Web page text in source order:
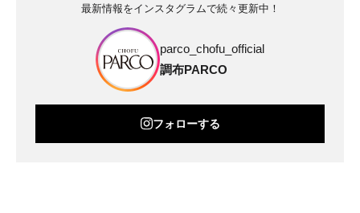
最新情報をインスタグラムで続々更新中！
parco_chofu_official
調布PARCO
フォローする